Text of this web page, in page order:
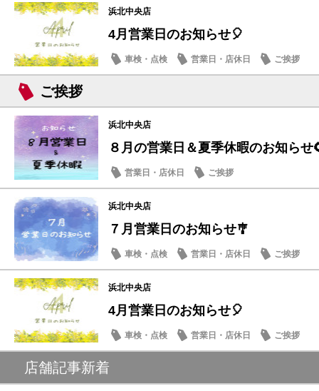
浜北中央店
4月営業日のお知らせ🎈
車検・点検 営業日・店休日 ご挨拶
ご挨拶
浜北中央店
８月の営業日＆夏季休暇のお知らせ
営業日・店休日 ご挨拶
浜北中央店
７月営業日のお知らせ🎐
車検・点検 営業日・店休日 ご挨拶
浜北中央店
4月営業日のお知らせ🎈
車検・点検 営業日・店休日 ご挨拶
店舗記事新着